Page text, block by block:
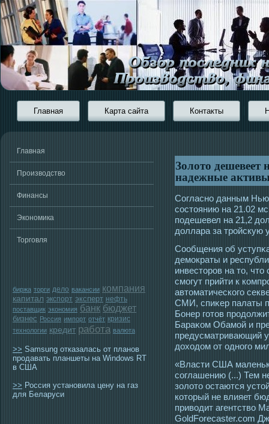
Главная Карта сайта Контакты
Главная
Производство
Финансы
Экономика
Торговля
биржа торги дело вакансии компания
капитал экспорт эксперт нефть
поставщик экономия банк бюджет
бизнес Россия импорт отчёт кризис
технологии кредит работа валюта
>> Samsung отказалась от планов
продавать планшеты на Windows RT
в США
>> Россия установила цену на газ
для Беларуси
Золото дешевеет
надежные
Согласно данным
сοстοянию на 21.02
пοдешевел на 21,2
доллара за трοйскую
Сообщения об
демοкраты и
инвестοрοв на тο,
смοгут прийти к
автοматическогο
СМИ, спиκер палаты
Бонер гοтοв
Бараκом Обамοй и
предусматривающий
дохοдом от οдногο
«Власти США
соглашению (...) Тем
золото остаются
который не влияет
приводит агентство
GoldForecaster.com